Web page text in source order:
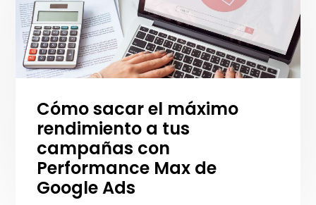
Cómo sacar el máximo
rendimiento a tus
campañas con
Performance Max de
Google Ads